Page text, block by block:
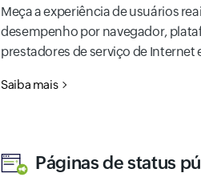
Meça a experiência de usuários
desempenho por navegador,
prestadores de serviço de Internet
Saiba mais
Páginas de status